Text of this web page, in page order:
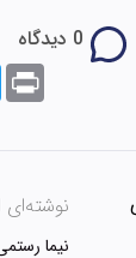
0 دیدگاه
Print
نوشته‌ای
نیما